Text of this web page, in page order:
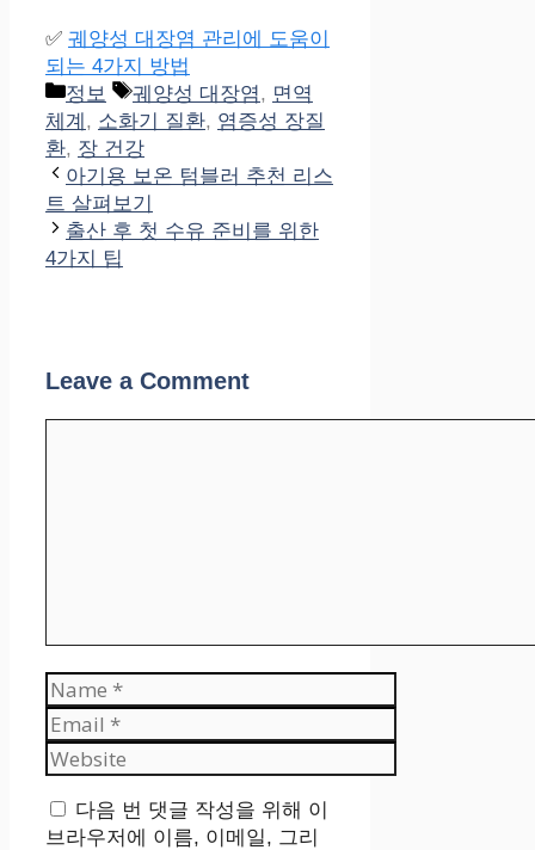
✅ 궤양성 대장염 관리에 도움이
되는 4가지 방법
Categories
정보 Tags
궤양성 대장염, 면역
체계 , 소화기 질환, 염증성 장질
환, 장 건강
아기용 보온 텀블러 추천 리스
트 살펴보기
출산 후 첫 수유 준비를 위한
4가지 팁
Leave a Comment
Name
Email
Website
다음 번 댓글 작성을 위해 이
브라우저에 이름, 이메일, 그리